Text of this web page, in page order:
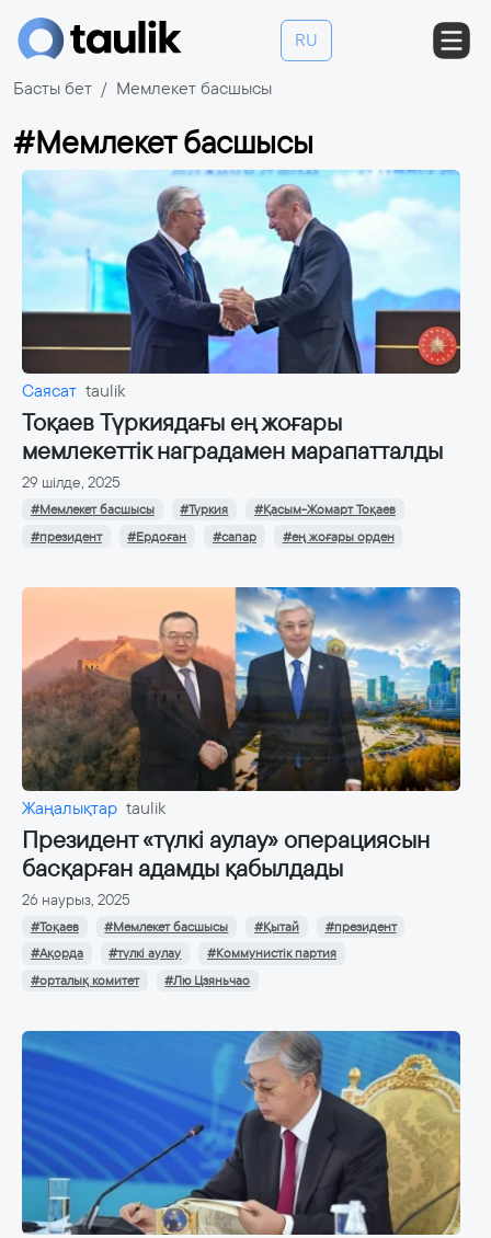
RU
Басты бет Мемлекет басшысы
#Мемлекет басшысы
Саясат taulik
Тоқаев Түркиядағы ең жоғары
мемлекеттік наградамен марапатталды
29 шілде, 2025
#Мемлекет басшысы #Түркия
#Қасым-Жомарт Тоқаев
#президент
#Ердоған #сапар #ең жоғары орден
Жаңалықтар taulik
Президент «түлкі аулау» операциясын
басқарған адамды қабылдады
26 наурыз, 2025
#Тоқаев #Мемлекет басшысы #Қытай
#президент
#Ақорда
#түлкі аулау
#Коммунистік партия
#орталық комитет
#Лю Цзяньчао